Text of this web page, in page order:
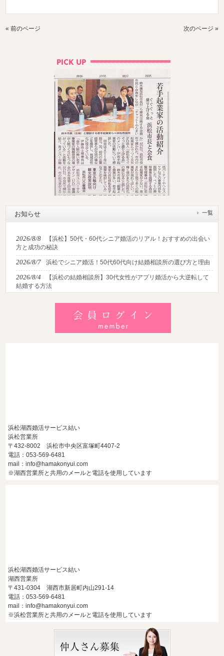
« 前のページ 次のページ »
お知らせ 一覧
2026/8/8
【浜松】50代・60代シニア婚活のリアル！おすすめの出会い
方と成功の秘訣
2026/8/7 浜松でシニア婚活！50代60代向け結婚相談所の選び方と理由
2026/8/4
【浜松の結婚相談所】30代女性がアプリ婚活から大逆転して
結婚する方法
しいデートの服装・スポット徹底解説
【浜松】アラフォー男性が婚活で無双する3つの戦略！30代
後半・40代からの大人の成婚術
浜松湖西婚活サービス結い
浜松営業所
〒432-8002 浜松市中央区富塚町4407-2
電話：053-569-6481
mail：info@hamakonyui.com
※湖西営業所と共用のメールと電話を使用しています
浜松湖西婚活サービス結い
湖西営業所
〒431-0304 湖西市新居町内山291-14
電話：053-569-6481
mail：info@hamakonyui.com
※浜松営業所と共用のメールと電話を使用しています